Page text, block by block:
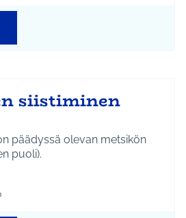
siistiminen
päädyssä olevan metsikön
puoli).
mukaan: Hyrylä
teeman mukaan: Ympäristö